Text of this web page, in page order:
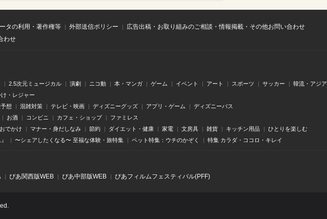
タの利用・著作権等 外部送信ポリシー
広告出稿・お取り組みのご相談・情報掲載・その他お問い合わせ
わせ
2.5次元ミュージカル 演劇 ニコ動 本・マンガ ゲーム イベント アート スポーツ サッカー 韓流・アジア
け・レジャー
想 混雑対策 テレビ・映画 ディズニーグッズ アプリ・ゲーム ディズニーパス
お酒 コンビニ カフェ・ショップ ファミレス
おでかけ マナー・身だしなみ 節約 ダイエット・健康 家電 文房具 雑貨 キッチン用品 ひとりを楽しむ
〜シェアしたくなる〜 至福な体験・旅特集 ペット特集：ウチのかぞく 特集 カラダ・ココロ・キレイ
ぴあ関⻄版WEB ぴあ中部版WEB ぴあフィルムフェスティバル(PFF)